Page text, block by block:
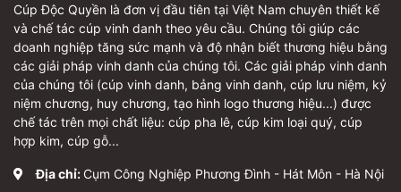
Cúp Độc Quyền là đơn vị đầu tiên tại Việt Nam chuyên thiết kế
và chế tác cúp vinh danh theo yêu cầu. Chúng tôi giúp các
doanh nghiệp tăng sức mạnh và độ nhận biết thương hiệu bằng
các giải pháp vinh danh của chúng tôi. Các giải pháp vinh danh
của chúng tôi (cúp vinh danh, bảng vinh danh, cúp lưu niệm, kỷ
niệm chương, huy chương, tạo hình logo thương hiệu...) được
chế tác trên mọi chất liệu: cúp pha lê, cúp kim loại quý, cúp
hợp kim, cúp gỗ...
Địa chỉ: Cụm Công Nghiệp Phương Đình - Hát Môn - Hà Nội